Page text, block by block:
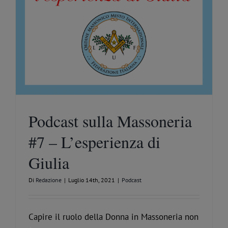
Podcast sulla Massoneria
#7 – L’esperienza di
Giulia
Di Redazione | Luglio 14th, 2021 | Podcast
Capire il ruolo della Donna in Massoneria non